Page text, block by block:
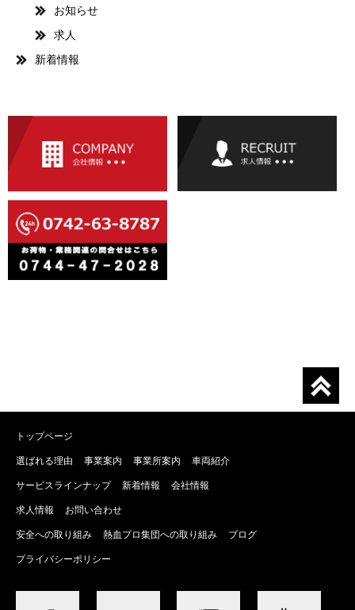
お知らせ
求人
新着情報
トップページ
選ばれる理由 事業案内 事業所案内 車両紹介
サービスラインナップ 新着情報 会社情報
求人情報 お問い合わせ
安全への取り組み 熱血プロ集団への取り組み ブログ
プライバシーポリシー